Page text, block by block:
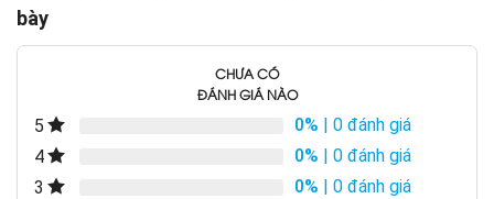
bày
CHƯA CÓ
ĐÁNH GIÁ NÀO
5 0% | 0 đánh giá
4
0% | 0 đánh giá
3
0% | 0 đánh giá